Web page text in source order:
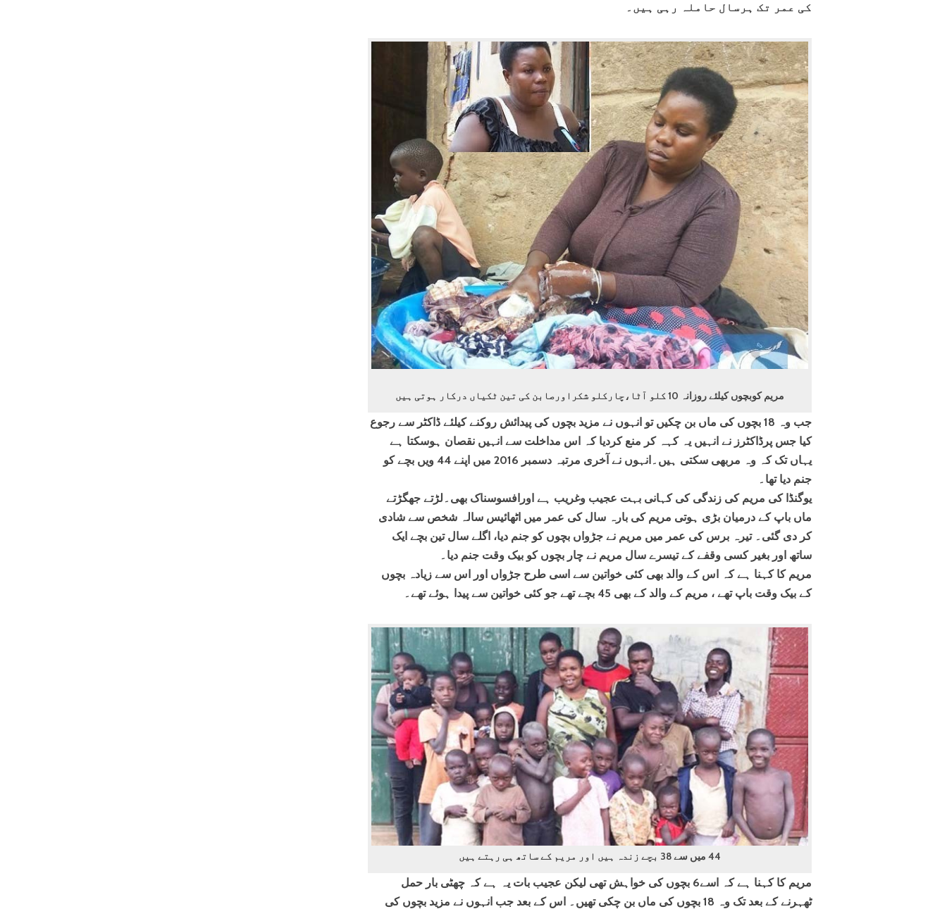
کی عمر تک ہرسال حاملہ رہی ہیں۔
مریم کوبچوں کیلئے روزانہ 10 کلو آٹا،چارکلو شکراورصابن کی تین ٹکیاں درکار ہوتی ہیں
جب وہ 18 بچوں کی ماں بن چکیں تو انہوں نے مزید بچوں کی پیدائش روکنے کیلئے ڈاکٹر سے رجوع
کیا جس پرڈاکٹرز نے انہیں یہ کہہ کر منع کردیا کہ اس مداخلت سے انہیں نقصان ہوسکتا ہے
یہاں تک کہ وہ مربھی سکتی ہیں۔انہوں نے آخری مرتبہ دسمبر 2016 میں اپنے 44 ویں بچے کو
جنم دیا تھا۔
یوگنڈا کی مریم کی زندگی کی کہانی بہت عجیب وغریب ہے اورافسوسناک بھی۔لڑتے جھگڑتے
ماں باپ کے درمیان بڑی ہوتی مریم کی بارہ سال کی عمر میں اٹھائیس سالہ شخص سے شادی
کر دی گئی۔ تیرہ برس کی عمر میں مریم نے جڑواں بچوں کو جنم دیا، اگلے سال تین بچے ایک
ساتھ اور بغیر کسی وقفے کے تیسرے سال مریم نے چار بچوں کو بیک وقت جنم دیا۔
مریم کا کہنا ہے کہ اس کے والد بھی کئی خواتین سے اسی طرح جڑواں اور اس سے زیادہ بچوں
کے بیک وقت باپ تھے ، مریم کے والد کے بھی 45 بچے تھے جو کئی خواتین سے پیدا ہوئے تھے۔
44 میں سے 38 بچے زندہ ہیں اور مریم کے ساتھ ہی رہتے ہیں
مریم کا کہنا ہے کہ اسے6 بچوں کی خواہش تھی لیکن عجیب بات یہ ہے کہ چھٹی بار حمل
ٹھہرنے کے بعد تک وہ 18 بچوں کی ماں بن چکی تھیں۔ اس کے بعد جب انہوں نے مزید بچوں کی